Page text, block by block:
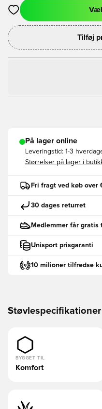
Åbner en Modal til at
Tilføj
På lager online
Leveringstid: 1-3
Størrelser på lager i
Fri fragt ved køb over
30 dages returret
Medlemmer får gratis
Unisport prisgaranti
10 milioner tilfredse
Støvlespecifikationer
BYGGET TIL
Komfort